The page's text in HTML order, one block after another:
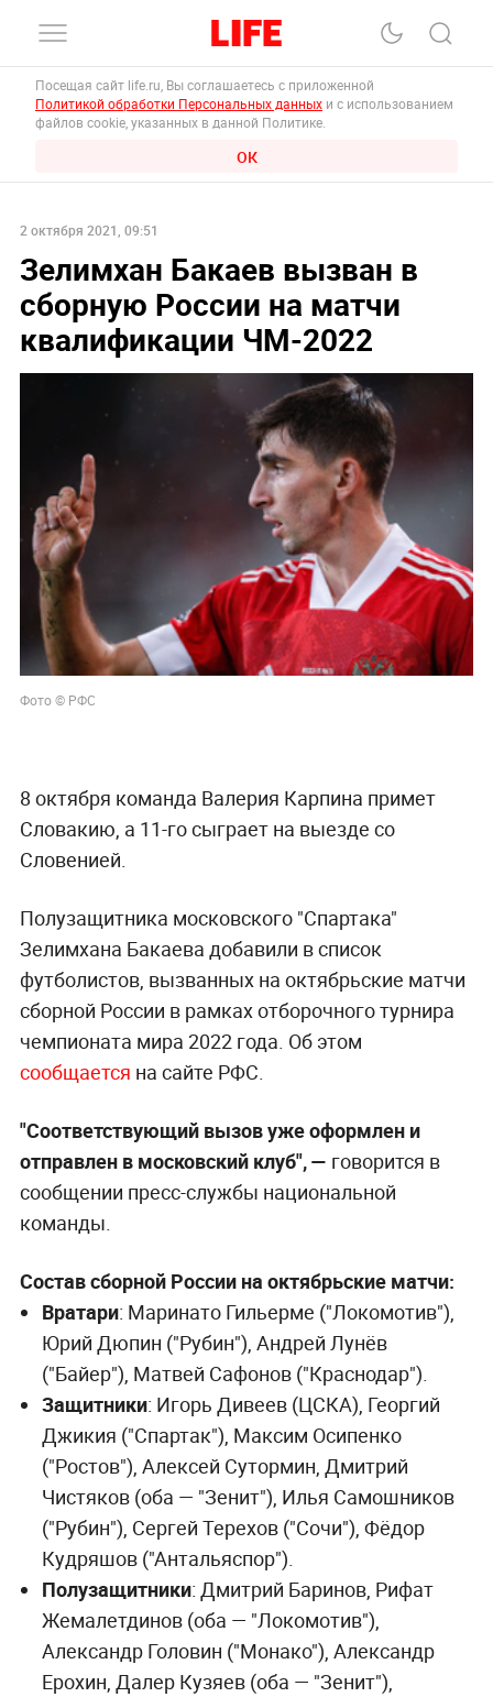
Посещая сайт life.ru, Вы соглашаетесь с приложенной
Политикой обработки Персональных данных и с использованием
файлов cookie, указанных в данной Политике.
ОК
2 октября 2021, 09:51
Зелимхан Бакаев вызван в
сборную России на матчи
квалификации ЧМ-2022
Фото © РФС
8 октября команда Валерия Карпина примет
Словакию, а 11-го сыграет на выезде со
Словенией.
Полузащитника московского "Спартака"
Зелимхана Бакаева добавили в список
футболистов, вызванных на октябрьские матчи
сборной России в рамках отборочного турнира
чемпионата мира 2022 года. Об этом
сообщается на сайте РФС.
"Соответствующий вызов уже оформлен и
отправлен в московский клуб", — говорится в
сообщении пресс-службы национальной
команды.
Состав сборной России на октябрьские матчи:
Вратари: Маринато Гильерме ("Локомотив"),
Юрий Дюпин ("Рубин"), Андрей Лунёв
("Байер"), Матвей Сафонов ("Краснодар").
Защитники: Игорь Дивеев (ЦСКА), Георгий
Джикия ("Спартак"), Максим Осипенко
("Ростов"), Алексей Сутормин, Дмитрий
Чистяков (оба — "Зенит"), Илья Самошников
("Рубин"), Сергей Терехов ("Сочи"), Фёдор
Кудряшов ("Антальяспор").
Полузащитники: Дмитрий Баринов, Рифат
Жемалетдинов (оба — "Локомотив"),
Александр Головин ("Монако"), Александр
Ерохин, Далер Кузяев (оба — "Зенит"),